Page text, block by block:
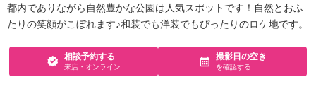
都内でありながら自然豊かな公園は人気スポットです！自然とおふ
たりの笑顔がこぼれます♪和装でも洋装でもぴったりのロケ地です。
相談予約する
来店・オンライン
撮影日の空き
を確認する